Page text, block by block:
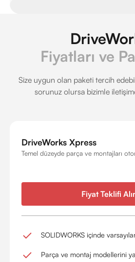
Fiyatları ve
Size uygun olan paketi tercih
sorunuz olursa bizimle
DriveWorks Xpress
Temel düzeyde parça ve montajları
Fiyat Teklifi
SOLIDWORKS içinde
Parça ve montaj modellerini